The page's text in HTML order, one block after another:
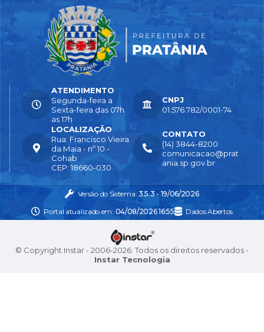
LOCALIZAÇÃO
Rua: Francisco Vieira
da Maia - nº 10 -
Cohab
CEP: 18660-030
CONTATO
(14) 3844-8200
comunicacao@prat
ania.sp.gov.br
ATENDIMENTO
Segunda-feira a
Sexta-feira das 07h
as 17h
CNPJ
01.576.782/0001-74
Versão do Sistema: 3.5.3 - 19/06/2026
Portal atualizado em: 04/08/2026 16:55 Dados Abertos
© Copyright Instar - 2006-2026. Todos os direitos reservados -
Instar Tecnologia